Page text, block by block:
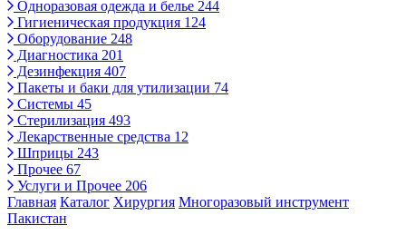
Одноразовая одежда и белье 244
Гигиеническая продукция 124
Оборудование 248
Диагностика 201
Дезинфекция 407
Пакеты и баки для утилизации 74
Системы 45
Стерилизация 493
Лекарственные средства 12
Шприцы 243
Прочее 67
Услуги и Прочее 206
Главная Каталог Хирургия Многоразовый инструмент
Пакистан